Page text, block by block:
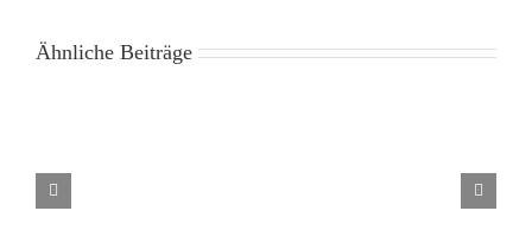
Ähnliche Beiträge